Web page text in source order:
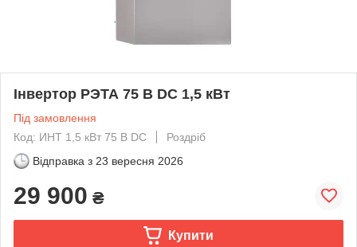
Інвертор РЭТА 75 B DC 1,5 кВт
Під замовлення
Код: ИНТ 1,5 кВт 75 B DC
Роздріб
Відправка з 23 вересня 2026
29 900 ₴
Купити